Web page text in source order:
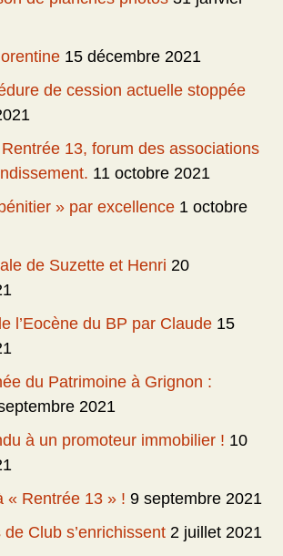
15 décembre 2021
de cession actuelle stoppée
13, forum des associations
11 octobre 2021
» par excellence 1 octobre
de Suzette et Henri 20
l’Eocène du BP par Claude 15
du Patrimoine à Grignon :
2021
à un promoteur immobilier ! 10
« Rentrée 13 » ! 9 septembre 2021
Club s’enrichissent 2 juillet 2021